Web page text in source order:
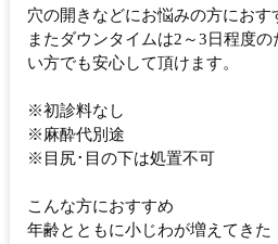
穴の開きなどにお悩みの方におす
またダウンタイムは2～3日程度の
い方でも安心して頂けます。
※初診料なし
※麻酔代別途
※目尻･目の下は処置不可
こんな方におすすめ
年齢とともに小じわが増えてきた